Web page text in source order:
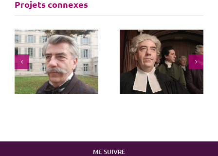
Projets connexes
Marie-Antoinette S2 Menace imminente
ME SUIVRE